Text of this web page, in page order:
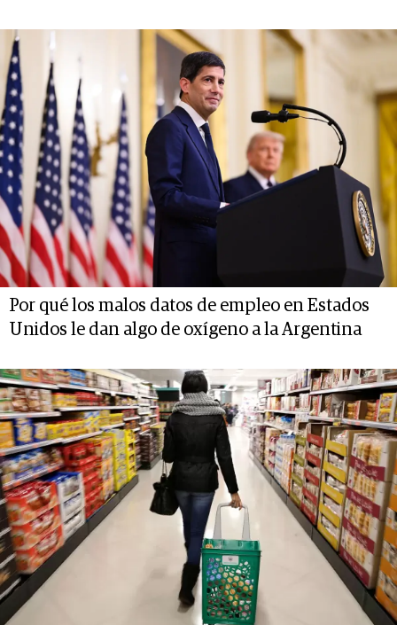
Por qué los malos datos de empleo en Estados
Unidos le dan algo de oxígeno a la Argentina